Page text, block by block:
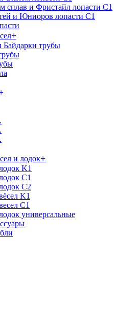
сплав и Фристайл лопасти C1
и Юниоров лопасти C1
+
Байдарки трубы
и лодок+
K1
C1
C2
K1
C1
универсальные